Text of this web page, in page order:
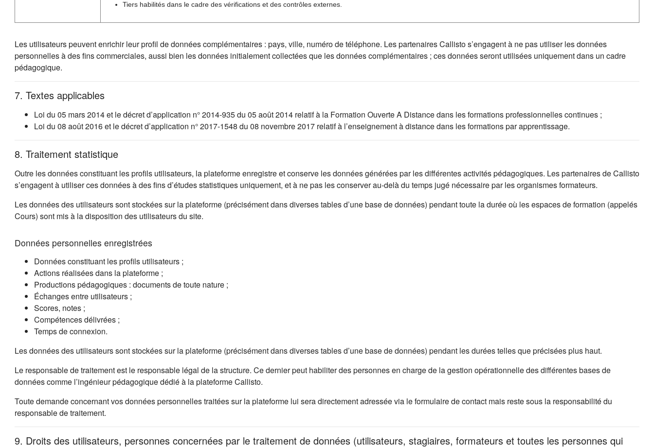
Tiers habilités dans le cadre des vérifications et des contrôles externes.
Les utilisateurs peuvent enrichir leur profil de données complémentaires : pays, ville, numéro de téléphone. Les partenaires Callisto s’engagent à ne pas utiliser les données
personnelles à des fins commerciales, aussi bien les données initialement collectées que les données complémentaires ; ces données seront utilisées uniquement dans un cadre
pédagogique.
7. Textes applicables
Loi du 05 mars 2014 et le décret d’application n° 2014-935 du 05 août 2014 relatif à la Formation Ouverte A Distance dans les formations professionnelles continues ;
Loi du 08 août 2016 et le décret d’application n° 2017-1548 du 08 novembre 2017 relatif à l’enseignement à distance dans les formations par apprentissage.
8. Traitement statistique
Outre les données constituant les profils utilisateurs, la plateforme enregistre et conserve les données générées par les différentes activités pédagogiques. Les partenaires de Callisto
s’engagent à utiliser ces données à des fins d’études statistiques uniquement, et à ne pas les conserver au-delà du temps jugé nécessaire par les organismes formateurs.
Les données des utilisateurs sont stockées sur la plateforme (précisément dans diverses tables d’une base de données) pendant toute la durée où les espaces de formation (appelés
Cours) sont mis à la disposition des utilisateurs du site.
Données personnelles enregistrées
Données constituant les profils utilisateurs ;
Actions réalisées dans la plateforme ;
Productions pédagogiques : documents de toute nature ;
Échanges entre utilisateurs ;
Scores, notes ;
Compétences délivrées ;
Temps de connexion.
Les données des utilisateurs sont stockées sur la plateforme (précisément dans diverses tables d’une base de données) pendant les durées telles que précisées plus haut.
Le responsable de traitement est le responsable légal de la structure. Ce dernier peut habiliter des personnes en charge de la gestion opérationnelle des différentes bases de
données comme l’ingénieur pédagogique dédié à la plateforme Callisto.
Toute demande concernant vos données personnelles traitées sur la plateforme lui sera directement adressée via le formulaire de contact mais reste sous la responsabilité du
responsable de traitement.
9. Droits des utilisateurs, personnes concernées par le traitement de données (utilisateurs, stagiaires, formateurs et toutes les personnes qui